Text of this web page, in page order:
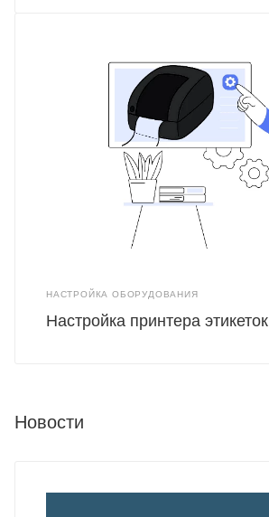
НАСТРОЙКА ОБОРУДОВАНИЯ
Настройка принтера этикеток
Новости